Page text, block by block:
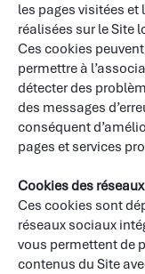
les pages visitées
réalisées sur le Site
Ces cookies
permettre à
détecter des
des messages
conséquent
pages et services
Cookies des
Ces cookies sont
réseaux sociaux
vous permettent de
contenus du Site